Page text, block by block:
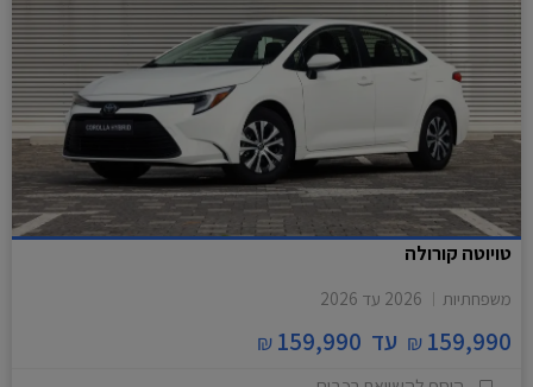
טויוטה קורולה
משפחתיות 2026 עד 2026
159,990
₪ עד 159,990
₪